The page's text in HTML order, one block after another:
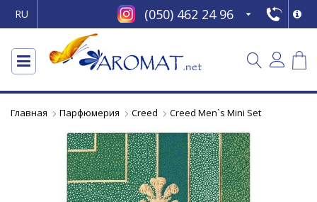
RU (050) 462 24 96
Главная Парфюмерия Creed Creed Men`s Mini Set